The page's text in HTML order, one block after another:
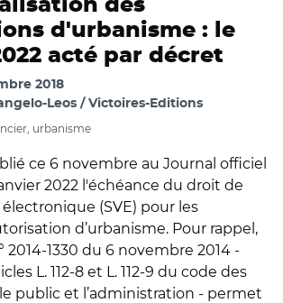
des
d'urbanisme : le
acté par décret
2018
Leos / Victoires-Editions
urbanisme
ce 6 novembre au Journal officiel
2022 l'échéance du droit de
(SVE) pour les
d’urbanisme. Pour rappel,
2014-1330 du 6 novembre 2014 -
L. 112-8 et L. 112-9 du code des
public et l’administration - permet